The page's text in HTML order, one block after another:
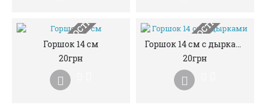
НЕМАЄ В НАЯВНОСТІ
Горшок 14 см
20грн
НЕМАЄ В НАЯВНОСТІ
Горшок 14 см с дырками
20грн